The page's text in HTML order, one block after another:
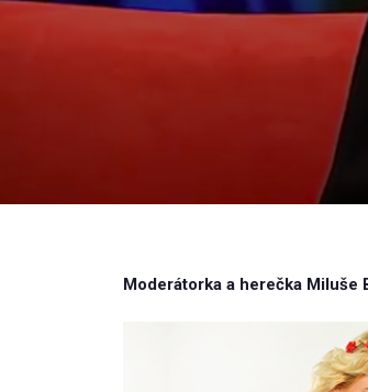
Moderátorka a herečka Miluše